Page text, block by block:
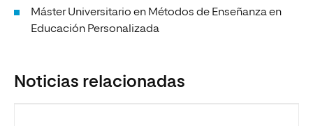
Máster Universitario en Métodos de Enseñanza en
Educación Personalizada
Noticias relacionadas